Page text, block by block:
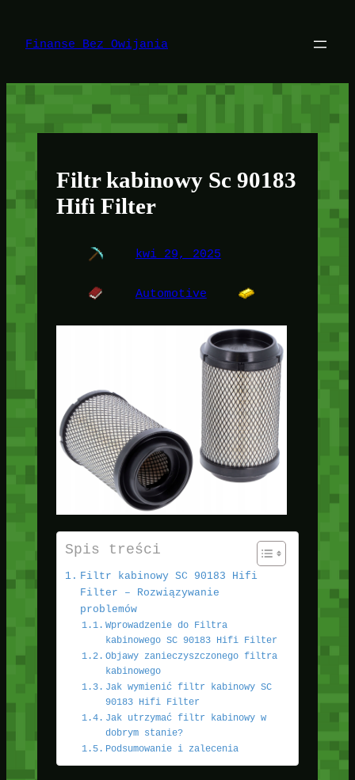
treści
Finanse Bez Owijania
Filtr kabinowy Sc 90183
Hifi Filter
kwi 29, 2025
Automotive
Spis treści
Filtr kabinowy SC 90183 Hifi
Filter – Rozwiązywanie
problemów
Wprowadzenie do Filtra
kabinowego SC 90183 Hifi Filter
Objawy zanieczyszczonego filtra
kabinowego
Jak wymienić filtr kabinowy SC
90183 Hifi Filter
Jak utrzymać filtr kabinowy w
dobrym stanie?
Podsumowanie i zalecenia